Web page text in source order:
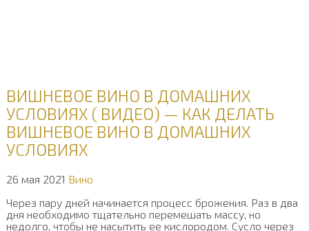
ВИШНЕВОЕ ВИНО В ДОМАШНИХ
УСЛОВИЯХ ( ВИДЕО) — КАК ДЕЛАТЬ
ВИШНЕВОЕ ВИНО В ДОМАШНИХ
УСЛОВИЯХ
26 мая 2021 Вино
Через пару дней начинается процесс брожения. Раз в два
дня необходимо тщательно перемешать массу, но
недолго, чтобы не насытить ее кислородом. Сусло через